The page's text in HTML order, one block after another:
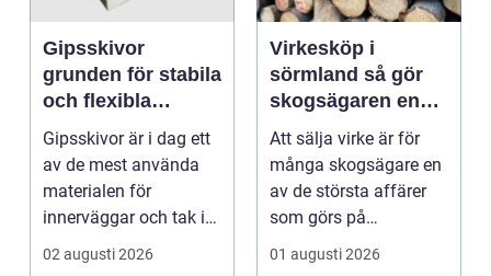
Gipsskivor
grunden för stabila
och flexibla
innerväggar
Gipsskivor är i dag ett
av de mest använda
materialen för
innerväggar och tak i
både bostäder och of...
02 augusti 2026
Virkesköp i
sörmland så gör
skogsägaren en
trygg och lönsam
affär
Att sälja virke är för
många skogsägare en
av de största affärer
som görs på
fastigheten. Samtidigt
01 augusti 2026